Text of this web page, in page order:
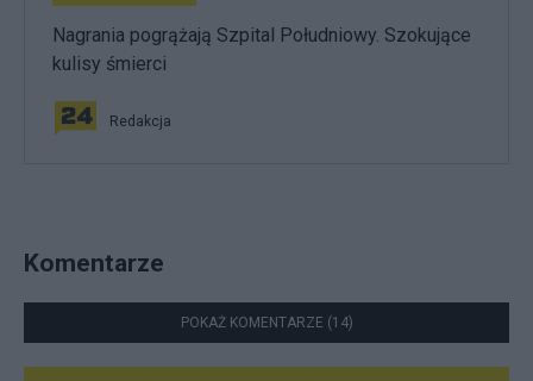
Nagrania pogrążają Szpital Południowy. Szokujące
kulisy śmierci
Redakcja
Komentarze
POKAŻ KOMENTARZE (14)